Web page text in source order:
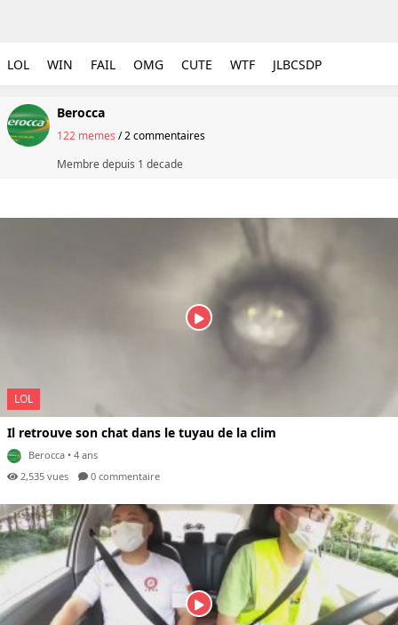
LOL WIN FAIL OMG CUTE WTF JLBCSDP
Berocca
122 memes /2 commentaires
Membre depuis 1 decade
LOL
Il retrouve son chat dans le tuyau de la clim
Berocca • 4 ans
2,535 vues
0 commentaire